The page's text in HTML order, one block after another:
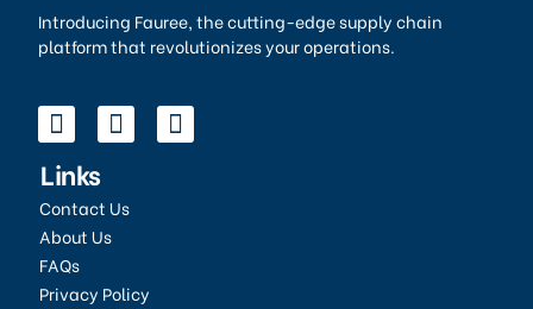
Introducing Fauree, the cutting-edge supply chain
platform that revolutionizes your operations.
Links
Contact Us
About Us
FAQs
Privacy Policy